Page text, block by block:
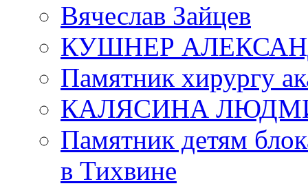
Вячеслав Зайцев
КУШНЕР
Памятник хирургу
КАЛЯСИНА
Памятник детям
в Тихвине